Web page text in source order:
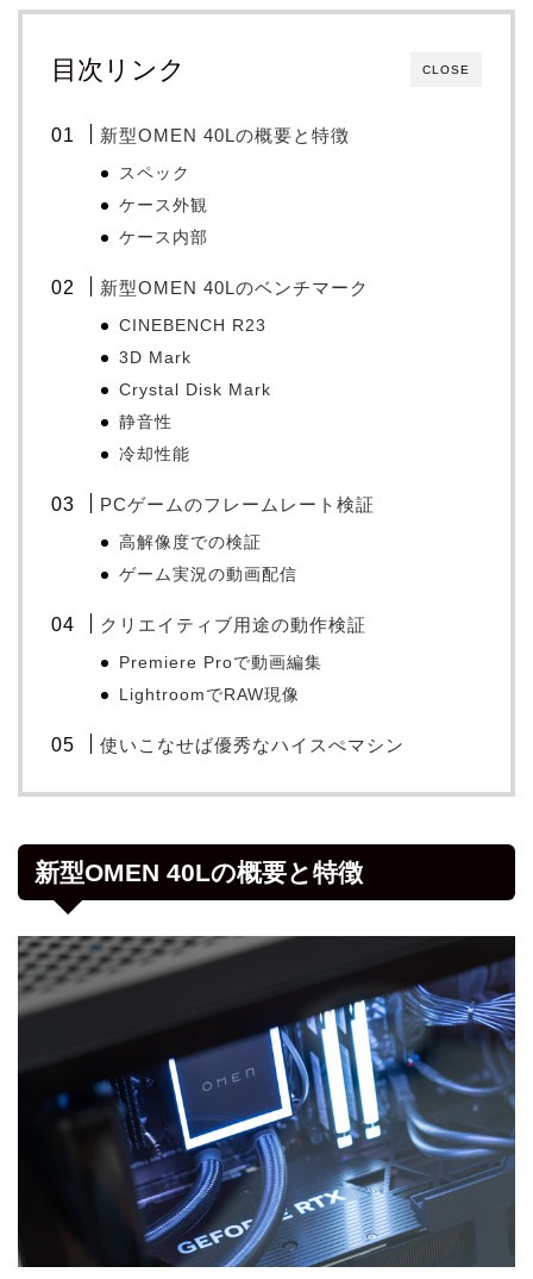
CLOSE
目次リンク
新型OMEN 40Lの概要と特徴
スペック
ケース外観
ケース内部
新型OMEN 40Lのベンチマーク
CINEBENCH R23
3D Mark
Crystal Disk Mark
静音性
冷却性能
PCゲームのフレームレート検証
高解像度での検証
ゲーム実況の動画配信
クリエイティブ用途の動作検証
Premiere Proで動画編集
LightroomでRAW現像
使いこなせば優秀なハイスぺマシン
新型OMEN 40Lの概要と特徴